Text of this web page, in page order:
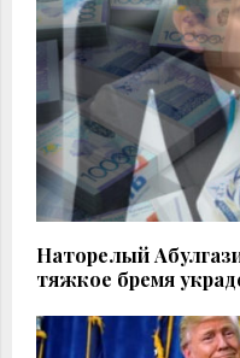
Наторелый
тяжкое бремя